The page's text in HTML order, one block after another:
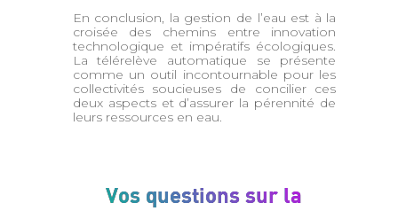
En conclusion, la gestion de l’eau est à la
croisée des chemins entre innovation
technologique et impératifs écologiques.
La télérelève automatique se présente
comme un outil incontournable pour les
collectivités soucieuses de concilier ces
deux aspects et d’assurer la pérennité de
leurs ressources en eau.
Vos questions sur la